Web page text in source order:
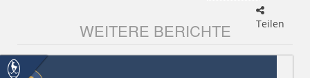
Teilen
WEITERE BERICHTE